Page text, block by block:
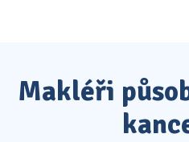
Makléři